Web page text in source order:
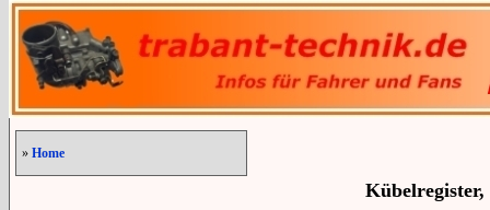
» Home
Kübelregister,